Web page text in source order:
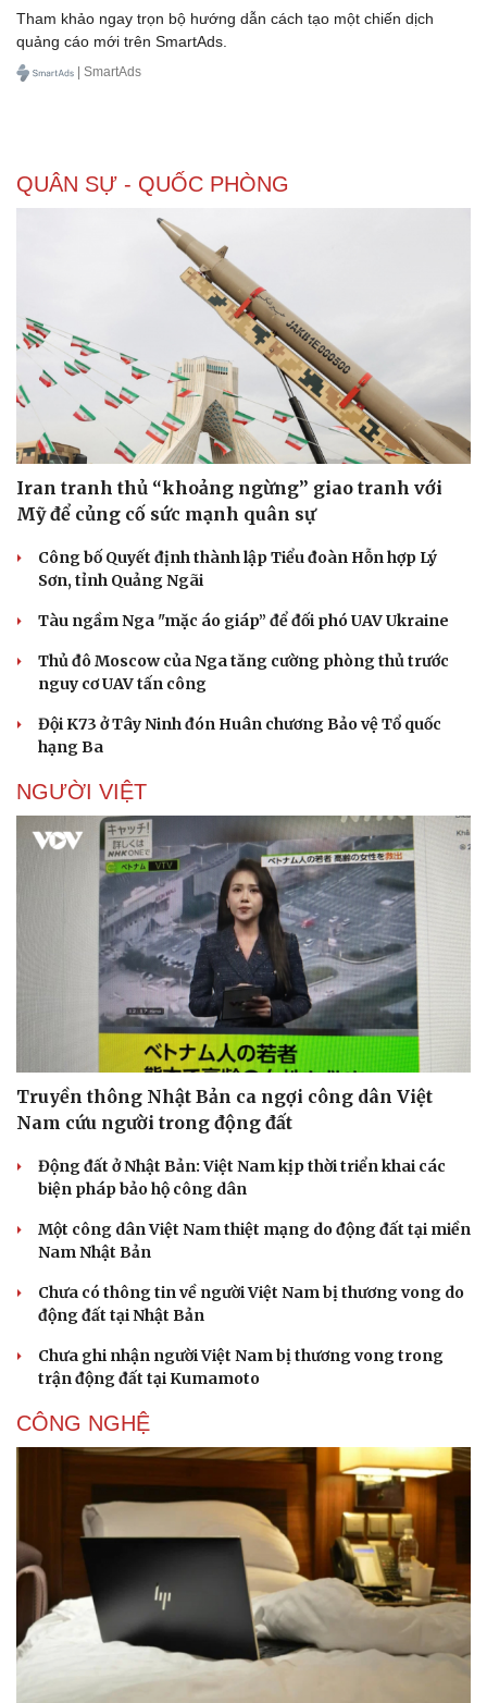
eSports
Hậu trường
Thông tin doanh nghiệp
Doanh nghiệp 24h
Tin Công nghệ
Trải nghiệm
Chuyển đổi số
Tham khảo ngay trọn bộ hướng dẫn cách tạo một chiến dịch
quảng cáo mới trên SmartAds.
| SmartAds
QUÂN SỰ - QUỐC PHÒNG
Iran tranh thủ “khoảng ngừng” giao tranh với
Mỹ để củng cố sức mạnh quân sự
Công bố Quyết định thành lập Tiểu đoàn Hỗn hợp Lý
Sơn, tỉnh Quảng Ngãi
Tàu ngầm Nga "mặc áo giáp” để đối phó UAV Ukraine
Thủ đô Moscow của Nga tăng cường phòng thủ trước
nguy cơ UAV tấn công
Đội K73 ở Tây Ninh đón Huân chương Bảo vệ Tổ quốc
hạng Ba
NGƯỜI VIỆT
Truyền thông Nhật Bản ca ngợi công dân Việt
Nam cứu người trong động đất
Động đất ở Nhật Bản: Việt Nam kịp thời triển khai các
biện pháp bảo hộ công dân
Một công dân Việt Nam thiệt mạng do động đất tại miền
Nam Nhật Bản
Chưa có thông tin về người Việt Nam bị thương vong do
động đất tại Nhật Bản
Chưa ghi nhận người Việt Nam bị thương vong trong
trận động đất tại Kumamoto
CÔNG NGHỆ